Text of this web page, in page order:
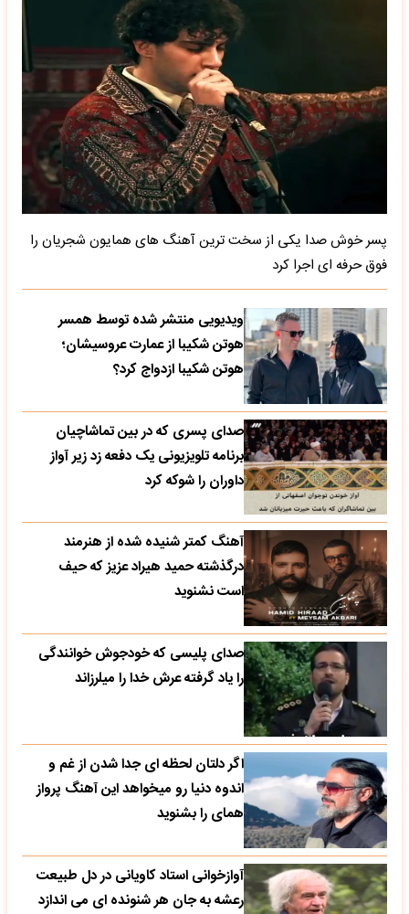
پسر خوش صدا یکی از سخت ترین آهنگ های همایون شجریان را
فوق حرفه ای اجرا کرد
ویدیویی منتشر شده توسط همسر
هوتن شکیبا از عمارت عروسیشان؛
هوتن شکیبا ازدواج کرد؟
صدای پسری که در بین تماشاچیان
برنامه تلویزیونی یک دفعه زد زیر آواز
داوران را شوکه کرد
آهنگ کمتر شنیده شده از هنرمند
درگذشته حمید هیراد عزیز که حیف
است نشنوید
صدای پلیسی که خودجوش خوانندگی
را یاد گرفته عرش خدا را میلرزاند
اگر دلتان لحظه ای جدا شدن از غم و
اندوه دنیا رو میخواهد این آهنگ پرواز
همای را بشنوید
آوازخوانی استاد کاویانی در دل طبیعت
رعشه به جان هر شنونده ای می اندازد